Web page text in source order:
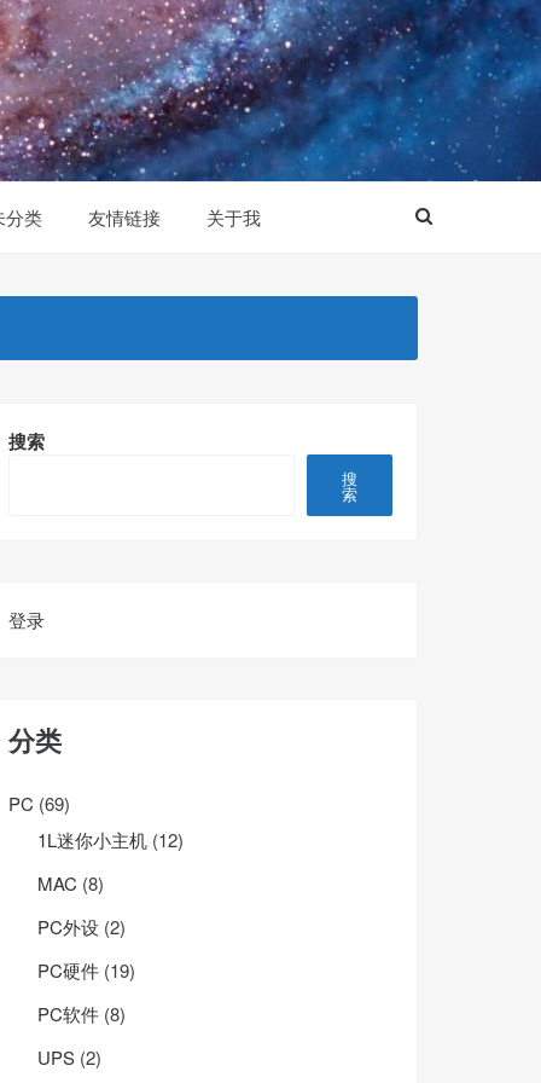
分类 友情链接 关于我
搜索
搜
索
登录
分类
PC (69)
1L迷你小主机 (12)
MAC (8)
PC外设 (2)
PC硬件 (19)
PC软件 (8)
UPS (2)